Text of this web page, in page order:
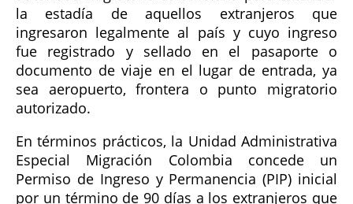
la estadía de aquellos extranjeros que
ingresaron legalmente al país y cuyo ingreso
fue registrado y sellado en el pasaporte o
documento de viaje en el lugar de entrada, ya
sea aeropuerto, frontera o punto migratorio
autorizado.
En términos prácticos, la Unidad Administrativa
Especial Migración Colombia concede un
Permiso de Ingreso y Permanencia (PIP) inicial
por un término de 90 días a los extranjeros que